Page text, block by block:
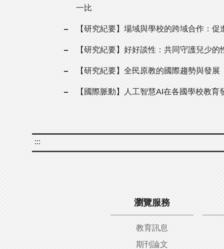
一比
【研究紀要】場域與學校的跨域合作：促
【研究紀要】好好談性：共同守護兒少的
【研究紀要】全民原教的國際趨勢與發展
【國際脈動】人工智慧AI在各國學校教育
:::
瀏覽服務
教育訊息
期刊論文